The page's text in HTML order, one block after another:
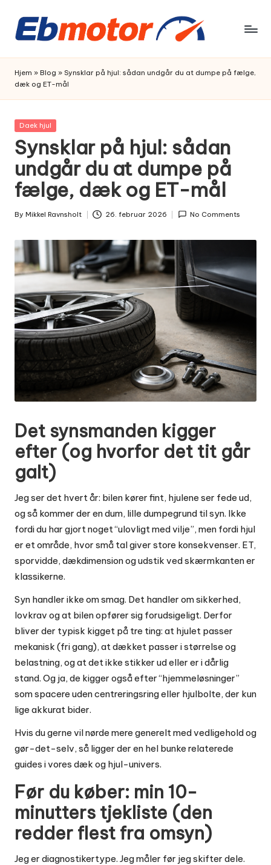
Skip
content
Hjem » Blog » Synsklar på hjul: sådan undgår du at dumpe på fælge,
dæk og ET-mål
Posted
Daek hjul
Synsklar på hjul: sådan
undgår du at dumpe på
fælge, dæk og ET-mål
Posted
By Mikkel Ravnsholt 26. februar 2026 No Comments
Det synsmanden kigger
efter (og hvorfor det tit går
galt)
Jeg ser det hvert år: bilen kører fint, hjulene ser fede ud,
og så kommer der en dum, lille dumpegrund til syn. Ikke
fordi du har gjort noget “ulovligt med vilje”, men fordi hjul
er et område, hvor små tal giver store konsekvenser. ET,
sporvidde, dækdimension og udstik ved skærmkanten er
klassikerne.
Syn handler ikke om smag. Det handler om sikkerhed,
lovkrav og at bilen opfører sig forudsigeligt. Derfor
bliver der typisk kigget på tre ting: at hjulet passer
mekanisk (fri gang), at dækket passer i størrelse og
belastning, og at det ikke stikker ud eller er i dårlig
stand. Og ja, de kigger også efter “hjemmeløsninger”
som spacere uden centreringsring eller hjulbolte, der kun
lige akkurat bider.
Hvis du gerne vil nørde mere generelt med vedligehold og
gør-det-selv, så ligger der en hel bunke relaterede
guides i vores dæk og hjul-univers.
Før du køber: min 10-
minutters tjekliste (den
redder flest fra omsyn)
Jeg er diagnostikertype. Jeg måler før jeg skifter dele.